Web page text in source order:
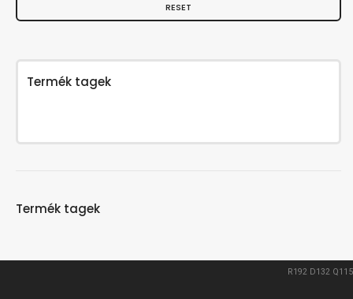
RESET
Termék tagek
Termék tagek
R192 D132 Q115